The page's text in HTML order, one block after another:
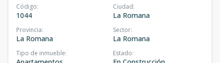
Código:
1044
Ciudad:
La Romana
Provincia:
La Romana
Sector:
La Romana
Tipo de inmueble: Estado: